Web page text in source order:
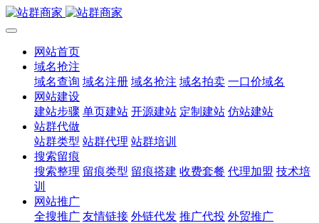
网站首页
域名抢注
域名查询 域名注册 域名抢注 域名拍卖 一口价域名
网站建设
建站步骤 单页建站 开源建站 定制建站 仿站建站
站群代做
站群类型 站群代理 站群培训
搜索留痕
搜索整理 留痕类型 留痕搭建 收费套餐 代理加盟 技术培
训
网站推广
全搜推广 友情链接 外链代发 推广代投 外贸推广